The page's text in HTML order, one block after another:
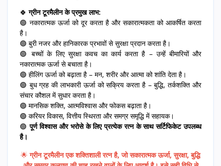
🍀ग्रीन टूरमैलीन के प्रमुख लाभ:
🟢 नकारात्मक ऊर्जा को दूर करता है और सकारात्मकता को आकर्षित करता
है।
🟢 बुरी नजर और हानिकारक प्रभावों से सुरक्षा प्रदान करता है।
🟢 बच्चों के लिए सुरक्षा कवच का कार्य करता है – उन्हें बीमारियों और
नकारात्मक ऊर्जा से बचाता है।
🟢 हीलिंग ऊर्जा को बढ़ाता है – मन, शरीर और आत्मा को शांति देता है।
🟢 बुध ग्रह की लाभकारी ऊर्जा को सक्रिय करता है – बुद्धि, तर्कशक्ति और
संचार कौशल में सुधार करता है।
🟢 मानसिक शक्ति, आत्मविश्वास और फोकस बढ़ाता है।
🟢 करियर विकास, वित्तीय स्थिरता और समग्र समृद्धि में सहायक।
🟢पूर्ण विश्वास और भरोसे के लिए प्रत्येक रत्न के साथ सर्टिफिकेट उपलब्ध
है।
🌟ग्रीन टूरमैलीन एक शक्तिशाली रत्न है, जो सकारात्मक ऊर्जा, सुरक्षा, बुद्धि